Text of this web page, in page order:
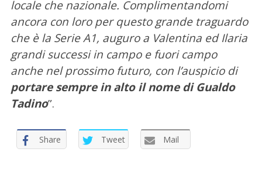
locale che nazionale. Complimentandomi
ancora con loro per questo grande traguardo
che è la Serie A1, auguro a Valentina ed Ilaria
grandi successi in campo e fuori campo
anche nel prossimo futuro, con l’auspicio di
portare sempre in alto il nome di Gualdo
Tadino”.
Share Tweet Mail
C
r
c
a
e
r